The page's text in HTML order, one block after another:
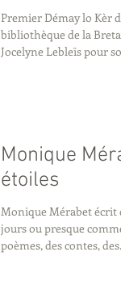
Premier Démay lo Kèr
bibliothèque de la Bretagne. Peggy-Loup
Jocelyne Lebleïs pour
Monique
étoiles
Monique Mérabet écrit
jours ou presque comme
poèmes, des contes,